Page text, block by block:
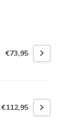
€73,95
€112,95